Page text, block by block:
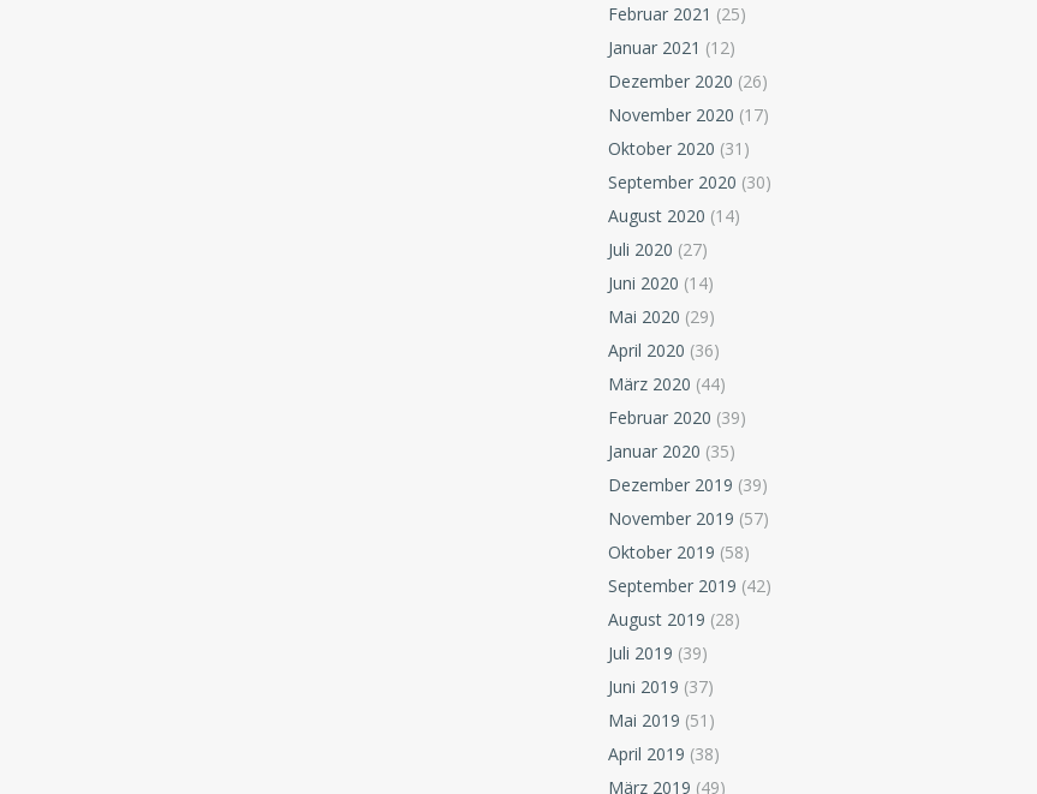
Februar 2021 (25)
Januar 2021 (12)
Dezember 2020 (26)
November 2020 (17)
Oktober 2020 (31)
September 2020 (30)
August 2020 (14)
Juli 2020 (27)
Juni 2020 (14)
Mai 2020 (29)
April 2020 (36)
März 2020 (44)
Februar 2020 (39)
Januar 2020 (35)
Dezember 2019 (39)
November 2019 (57)
Oktober 2019 (58)
September 2019 (42)
August 2019 (28)
Juli 2019 (39)
Juni 2019 (37)
Mai 2019 (51)
April 2019 (38)
März 2019 (49)